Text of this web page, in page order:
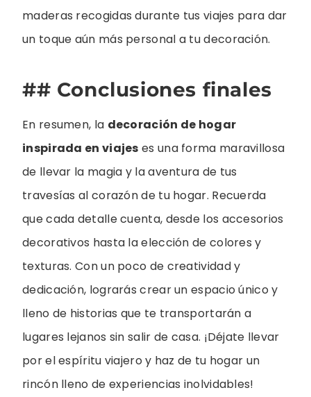
maderas recogidas durante tus viajes para dar
un toque aún más personal a tu decoración.
## Conclusiones finales
En resumen, la decoración de hogar
inspirada en viajes es una forma maravillosa
de llevar la magia y la aventura de tus
travesías al corazón de tu hogar. Recuerda
que cada detalle cuenta, desde los accesorios
decorativos hasta la elección de colores y
texturas. Con un poco de creatividad y
dedicación, lograrás crear un espacio único y
lleno de historias que te transportarán a
lugares lejanos sin salir de casa. ¡Déjate llevar
por el espíritu viajero y haz de tu hogar un
rincón lleno de experiencias inolvidables!